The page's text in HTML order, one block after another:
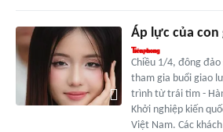
Áp lực của con
Chiều 1/4, đông đảo
tham gia buổi giao
trình từ trái tim -
Khởi nghiệp kiến
Việt Nam. Các